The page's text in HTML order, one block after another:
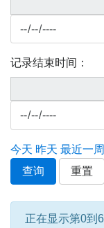
记录结束时间：
今天 昨天 最近一周
查询
重置
正在显示第0到